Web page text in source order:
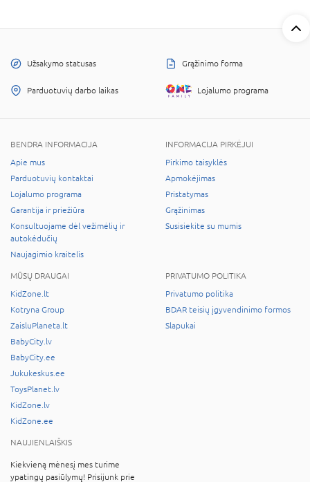
Užsakymo statusas Grąžinimo forma
Parduotuvių darbo laikas Lojalumo programa
BENDRA INFORMACIJA
Apie mus
Parduotuvių kontaktai
Lojalumo programa
Garantija ir priežiūra
Konsultuojame dėl vežimėlių ir
autokėdučių
Naujagimio kraitelis
INFORMACIJA PIRKĖJUI
Pirkimo taisyklės
Apmokėjimas
Pristatymas
Grąžinimas
Susisiekite su mumis
MŪSŲ DRAUGAI
KidZone.lt
Kotryna Group
ZaisluPlaneta.lt
BabyCity.lv
BabyCity.ee
Jukukeskus.ee
ToysPlanet.lv
KidZone.lv
KidZone.ee
PRIVATUMO POLITIKA
Privatumo politika
BDAR teisių įgyvendinimo formos
Slapukai
NAUJIENLAIŠKIS
Kiekvieną mėnesį mes turime
ypatingų pasiūlymų! Prisijunk prie